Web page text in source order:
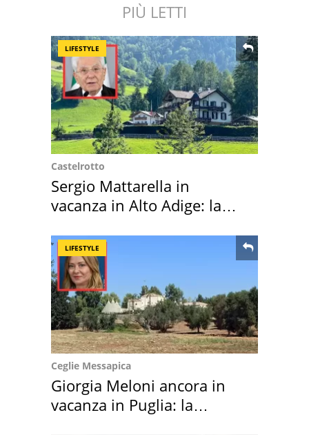
PIÙ LETTI
LIFESTYLE
Castelrotto
Sergio Mattarella in
vacanza in Alto Adige: la
LIFESTYLE
Ceglie Messapica
Giorgia Meloni ancora in
vacanza in Puglia: la